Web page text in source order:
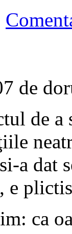
de
de
a dat
e
ca